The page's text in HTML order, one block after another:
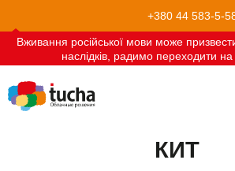
+380 44 583-5-
Вживання російської мови може
наслідків, радимо переходити на
КИТ